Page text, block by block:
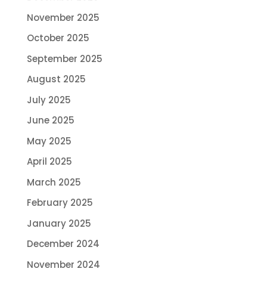
November 2025
October 2025
September 2025
August 2025
July 2025
June 2025
May 2025
April 2025
March 2025
February 2025
January 2025
December 2024
November 2024